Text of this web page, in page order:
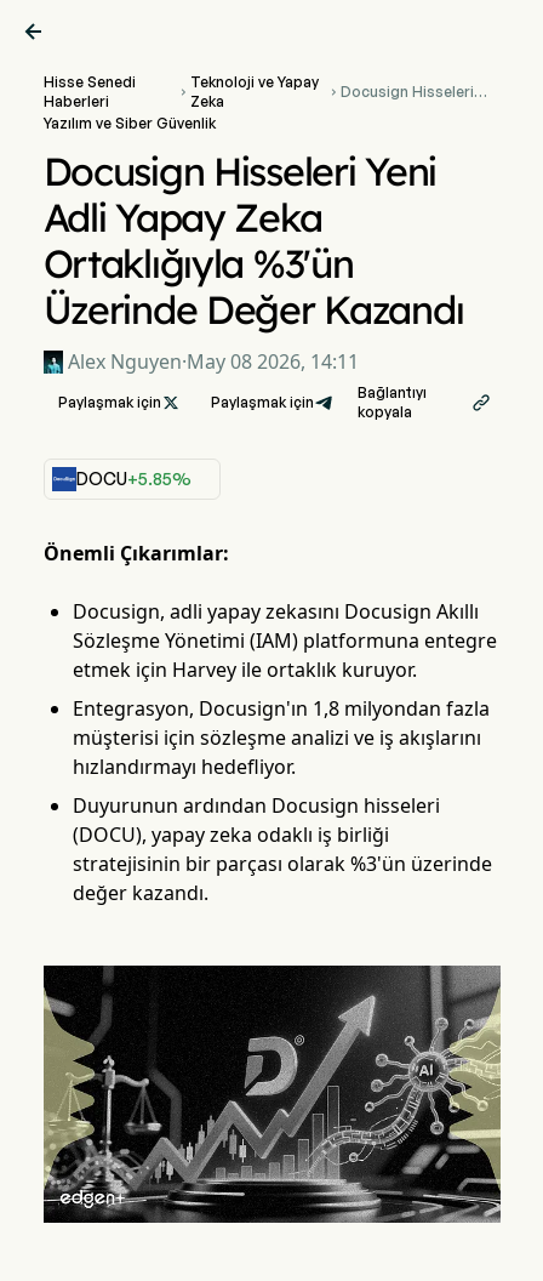

Hisse Senedi
Haberleri

Teknoloji ve Yapay
Zeka
 Docusign Hisseleri
Kazandı
Yazılım ve Siber Güvenlik
Docusign Hisseleri Yeni
Adli Yapay Zeka
Ortaklığıyla %3'ün
Üzerinde Değer Kazandı
Alex Nguyen·May 08 2026, 14:11
Paylaşmak için  Paylaşmak için
Bağlantıyı
kopyala

DOCU+5.85%
Önemli Çıkarımlar:
Docusign, adli yapay zekasını Docusign Akıllı
Sözleşme Yönetimi (IAM) platformuna entegre
etmek için Harvey ile ortaklık kuruyor.
Entegrasyon, Docusign'ın 1,8 milyondan fazla
müşterisi için sözleşme analizi ve iş akışlarını
hızlandırmayı hedefliyor.
Duyurunun ardından Docusign hisseleri
(DOCU), yapay zeka odaklı iş birliği
stratejisinin bir parçası olarak %3'ün üzerinde
değer kazandı.